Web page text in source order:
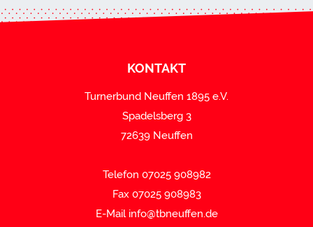
KONTAKT
Turnerbund Neuffen 1895 e.V.
Spadelsberg 3
72639 Neuffen
Telefon 07025 908982
Fax 07025 908983
E-Mail info@tbneuffen.de